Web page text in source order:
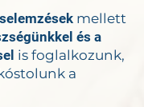
mellett
és a
is foglalkozunk,
a